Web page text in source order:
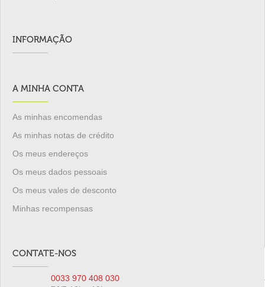
INFORMAÇÃO
A MINHA CONTA
As minhas encomendas
As minhas notas de crédito
Os meus endereços
Os meus dados pessoais
Os meus vales de desconto
Minhas recompensas
CONTATE-NOS
0033 970 408 030